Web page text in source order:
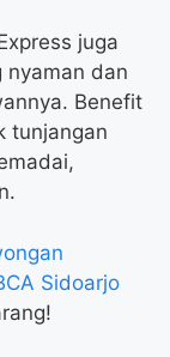
juga
nyaman dan
Benefit
tunjangan
Sidoarjo